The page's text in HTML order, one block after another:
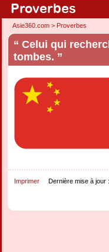
Proverbes
Asie360.com > Proverbes
“ Celui qui
tombes. ”
Imprimer Dernière mise à jour